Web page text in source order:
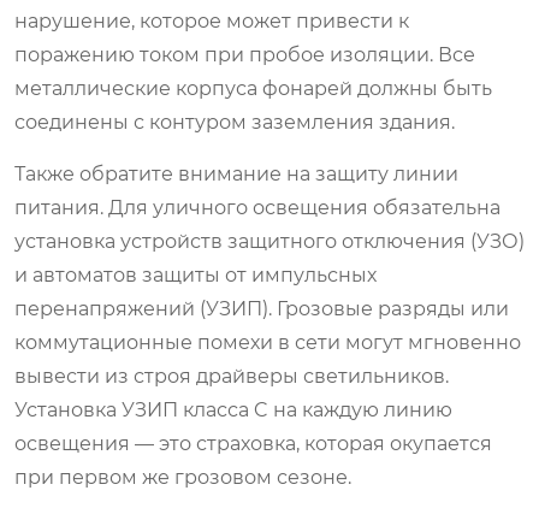
нарушение, которое может привести к
поражению током при пробое изоляции. Все
металлические корпуса фонарей должны быть
соединены с контуром заземления здания.
Также обратите внимание на защиту линии
питания. Для уличного освещения обязательна
установка устройств защитного отключения (УЗО)
и автоматов защиты от импульсных
перенапряжений (УЗИП). Грозовые разряды или
коммутационные помехи в сети могут мгновенно
вывести из строя драйверы светильников.
Установка УЗИП класса C на каждую линию
освещения — это страховка, которая окупается
при первом же грозовом сезоне.